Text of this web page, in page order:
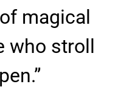
magical
who stroll